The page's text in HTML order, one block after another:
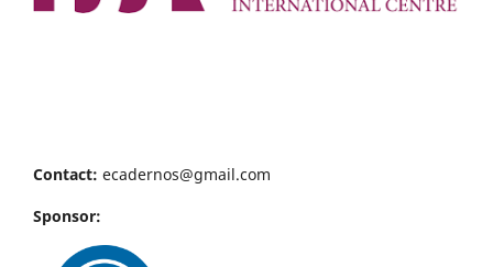
Contact: ecadernos@gmail.com
Sponsor: